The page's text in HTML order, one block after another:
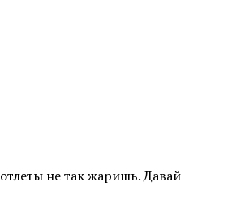
не так жаришь. Давай